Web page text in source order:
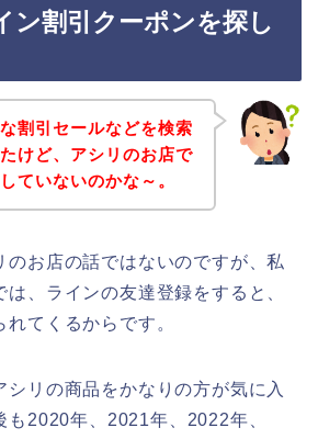
ン割引クーポンを探し
割引セールなどを検索
けど、アシリのお店で
ていないのかな～。
のお店の話ではないのですが、私
、ラインの友達登録をすると、
てくるからです。
シリの商品をかなりの方が気に入
も2020年、2021年、2022年、